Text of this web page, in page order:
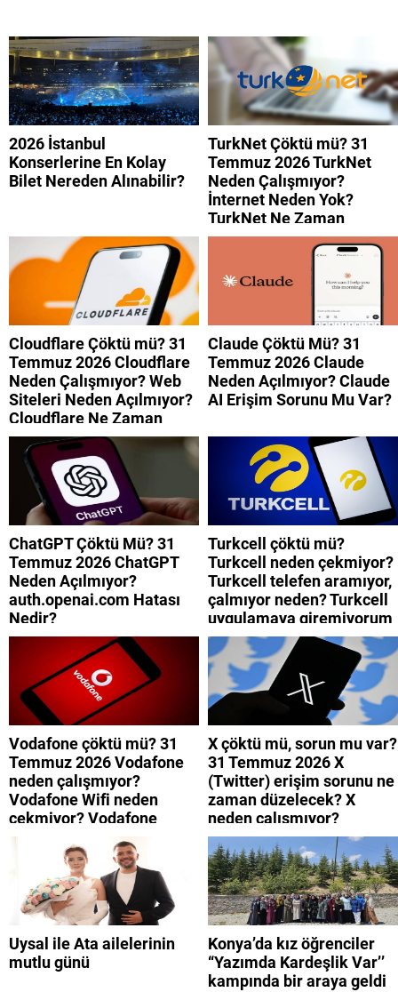
2026 İstanbul
Konserlerine En Kolay
Bilet Nereden Alınabilir?
TurkNet Çöktü mü? 31
Temmuz 2026 TurkNet
Neden Çalışmıyor?
İnternet Neden Yok?
TurkNet Ne Zaman
Düzelecek?
Cloudflare Çöktü mü? 31
Temmuz 2026 Cloudflare
Neden Çalışmıyor? Web
Siteleri Neden Açılmıyor?
Cloudflare Ne Zaman
Düzelecek?
Claude Çöktü Mü? 31
Temmuz 2026 Claude
Neden Açılmıyor? Claude
AI Erişim Sorunu Mu Var?
ChatGPT Çöktü Mü? 31
Temmuz 2026 ChatGPT
Neden Açılmıyor?
auth.openai.com Hatası
Nedir?
Turkcell çöktü mü?
Turkcell neden çekmiyor?
Turkcell telefen aramıyor,
çalmıyor neden? Turkcell
uygulamaya giremiyorum
neden? Turkcell internet
neden yavaş?
Vodafone çöktü mü? 31
Temmuz 2026 Vodafone
neden çalışmıyor?
Vodafone Wifi neden
çekmiyor? Vodafone
mobil uygulamaya neden
giremiyorum?
X çöktü mü, sorun mu var?
31 Temmuz 2026 X
(Twitter) erişim sorunu ne
zaman düzelecek? X
neden çalışmıyor?
Uysal ile Ata ailelerinin
mutlu günü
Konya’da kız öğrenciler
“Yazımda Kardeşlik Var’’
kampında bir araya geldi